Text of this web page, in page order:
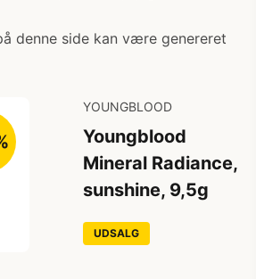
denne side kan være genereret
YOUNGBLOOD
Youngblood
Mineral Radiance,
sunshine, 9,5g
UDSALG